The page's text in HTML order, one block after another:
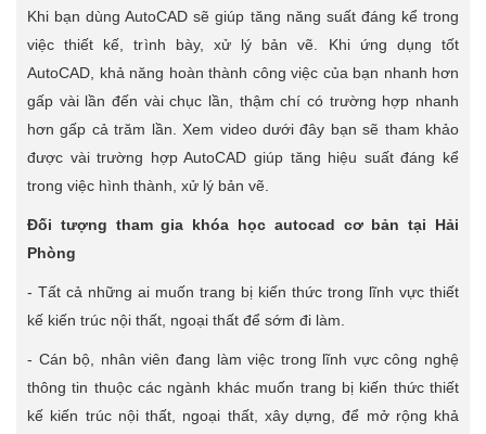
Khi bạn dùng AutoCAD sẽ giúp tăng năng suất đáng kể trong
việc thiết kế, trình bày, xử lý bản vẽ. Khi ứng dụng tốt
AutoCAD, khả năng hoàn thành công việc của bạn nhanh hơn
gấp vài lần đến vài chục lần, thậm chí có trường hợp nhanh
hơn gấp cả trăm lần. Xem video dưới đây bạn sẽ tham khảo
được vài trường hợp AutoCAD giúp tăng hiệu suất đáng kể
trong việc hình thành, xử lý bản vẽ.
Đối tượng tham gia khóa học autocad cơ bản tại Hải
Phòng
- Tất cả những ai muốn trang bị kiến thức trong lĩnh vực thiết
kế kiến trúc nội thất, ngoại thất để sớm đi làm.
- Cán bộ, nhân viên đang làm việc trong lĩnh vực công nghệ
thông tin thuộc các ngành khác muốn trang bị kiến thức thiết
kế kiến trúc nội thất, ngoại thất, xây dựng, để mở rộng khả